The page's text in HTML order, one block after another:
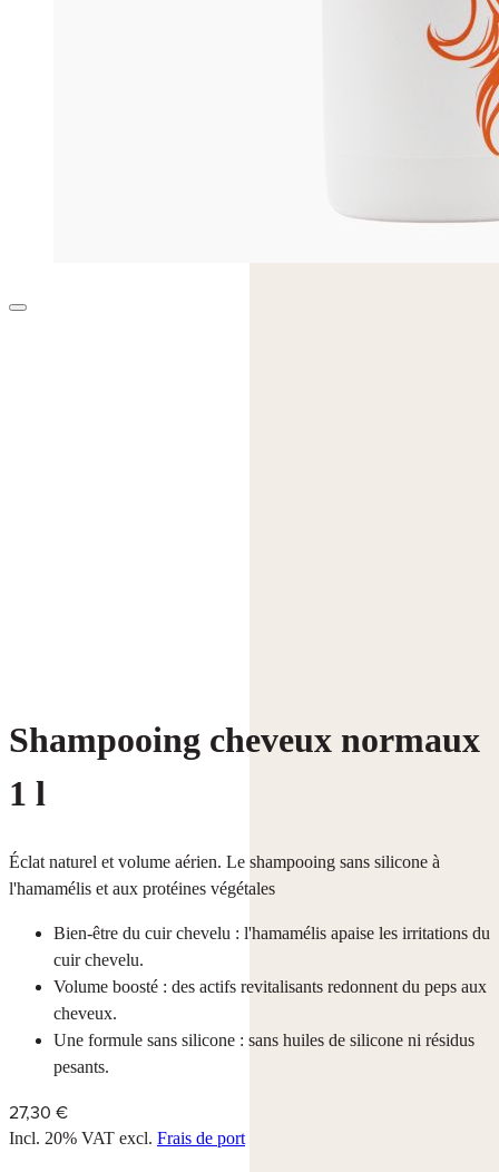
Shampooing cheveux normaux
1 l
Éclat naturel et volume aérien. Le shampooing sans silicone à
l'hamamélis et aux protéines végétales
Bien-être du cuir chevelu : l'hamamélis apaise les irritations du
cuir chevelu.
Volume boosté : des actifs revitalisants redonnent du peps aux
cheveux.
Une formule sans silicone : sans huiles de silicone ni résidus
pesants.
27,30 €
Incl. 20% VAT excl. Frais de port